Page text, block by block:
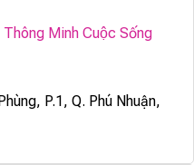
Thông Minh Cuộc Sống
P.1, Q. Phú Nhuận,